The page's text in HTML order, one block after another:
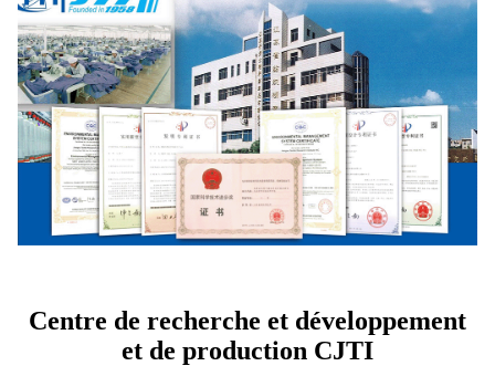
Centre de recherche et développement
et de production CJTI